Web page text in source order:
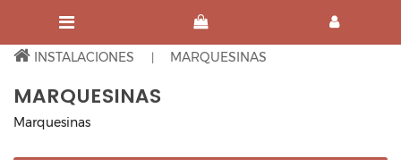
INSTALACIONES MARQUESINAS
MARQUESINAS
Marquesinas